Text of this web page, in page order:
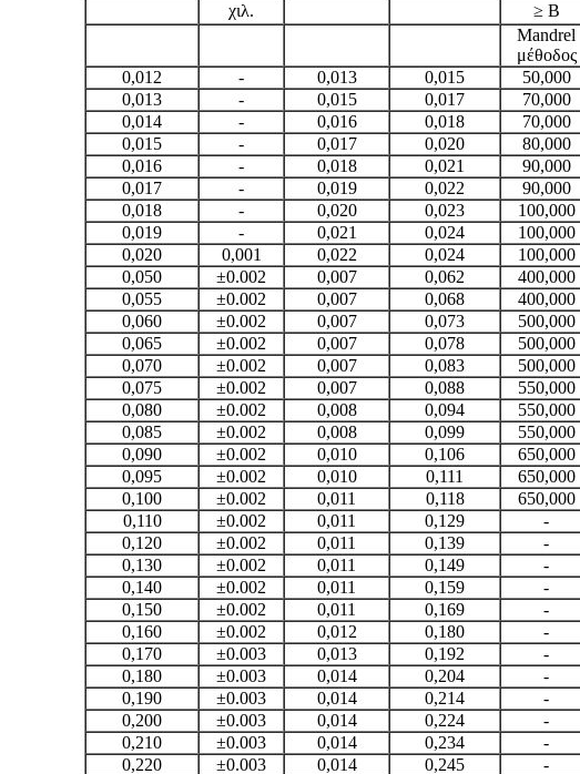
χιλ.
≥ Β
Mandrel
μέθοδος
0,012
- 0,013 0,015 50,000
0,013
- 0,015 0,017 70,000
0,014
- 0,016 0,018 70,000
0,015
- 0,017 0,020 80,000
0,016
- 0,018 0,021 90,000
0,017
- 0,019 0,022 90,000
0,018
- 0,020 0,023 100,000
0,019
- 0,021 0,024 100,000
0,020
0,001 0,022 0,024 100,000
0,050
±0.002 0,007 0,062 400,000
0,055
±0.002 0,007 0,068 400,000
0,060
±0.002 0,007 0,073 500,000
0,065
±0.002 0,007 0,078 500,000
0,070
±0.002 0,007 0,083 500,000
0,075
±0.002 0,007 0,088 550,000
0,080
±0.002 0,008 0,094 550,000
0,085
±0.002 0,008 0,099 550,000
0,090
±0.002 0,010 0,106 650,000
0,095
±0.002 0,010 0,111 650,000
0,100
±0.002 0,011 0,118 650,000
0,110
±0.002 0,011 0,129 -
0,120
±0.002 0,011 0,139 -
0,130
±0.002 0,011 0,149 -
0,140
±0.002 0,011 0,159 -
0,150
±0.002 0,011 0,169 -
0,160
±0.002 0,012 0,180 -
0,170
±0.003 0,013 0,192 -
0,180
±0.003 0,014 0,204 -
0,190
±0.003 0,014 0,214 -
0,200
±0.003 0,014 0,224 -
0,210
±0.003 0,014 0,234 -
0,220
±0.003 0,014 0,245 -